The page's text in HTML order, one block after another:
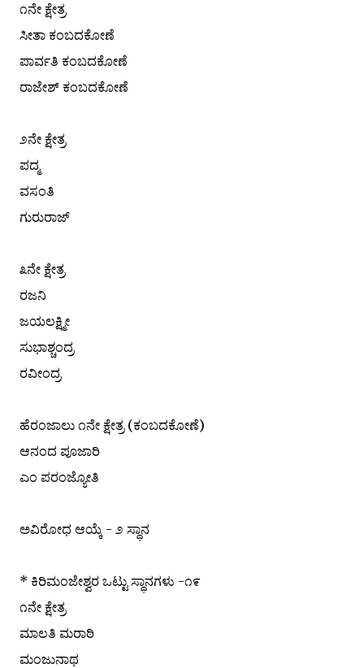
೧ನೇ ಕ್ಷೇತ್ರ
ಸೀತಾ ಕಂಬದಕೋಣೆ
ಪಾರ್ವತಿ ಕಂಬದಕೋಣೆ
ರಾಜೇಶ್ ಕಂಬದಕೋಣೆ
೨ನೇ ಕ್ಷೇತ್ರ
ಪದ್ಮ
ವಸಂತಿ
ಗುರುರಾಜ್
೩ನೇ ಕ್ಷೇತ್ರ
ರಜನಿ
ಜಯಲಕ್ಷ್ಮೀ
ಸುಭಾಶ್ಚಂದ್ರ
ರವೀಂದ್ರ
ಹೆರಂಜಾಲು ೧ನೇ ಕ್ಷೇತ್ರ (ಕಂಬದಕೋಣೆ)
ಆನಂದ ಪೂಜಾರಿ
ಎಂ ಪರಂಜ್ಯೋತಿ
ಅವಿರೋಧ ಆಯ್ಕೆ - ೨ ಸ್ಥಾನ
* ಕಿರಿಮಂಜೇಶ್ವರ ಒಟ್ಟು ಸ್ಥಾನಗಳು -೧೯
೧ನೇ ಕ್ಷೇತ್ರ
ಮಾಲತಿ ಮರಾಠಿ
ಮಂಜುನಾಥ